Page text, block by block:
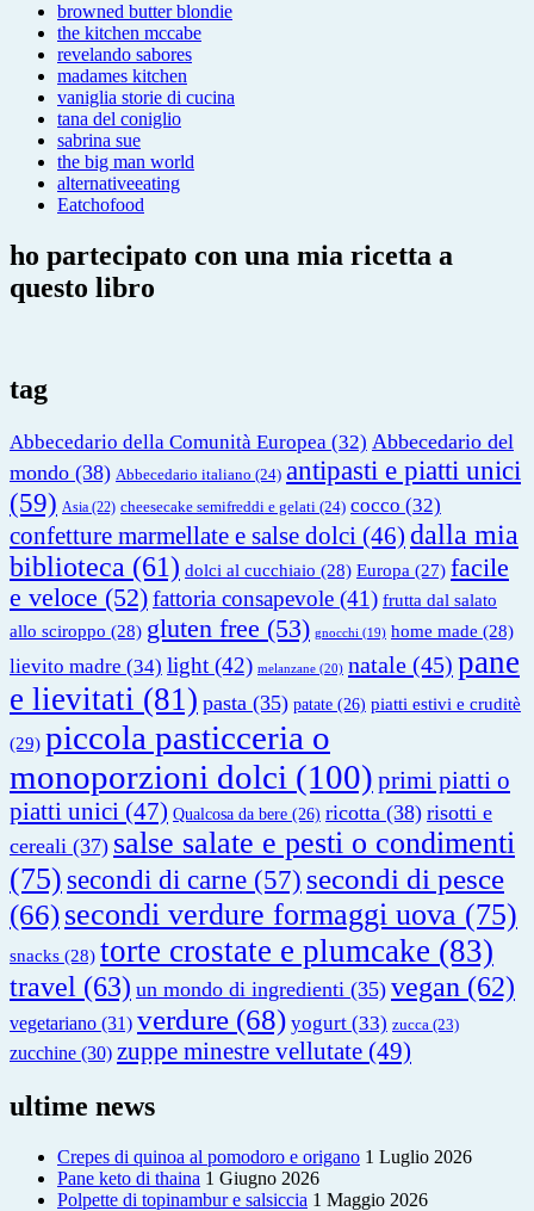
browned butter blondie
the kitchen mccabe
revelando sabores
madames kitchen
vaniglia storie di cucina
tana del coniglio
sabrina sue
the big man world
alternativeeating
Eatchofood
ho partecipato con una mia ricetta a
questo libro
tag
Abbecedario della Comunità Europea (32) Abbecedario del
mondo (38) Abbecedario italiano (24) antipasti e piatti unici
(59) Asia (22) cheesecake semifreddi e gelati (24) cocco (32)
confetture marmellate e salse dolci (46) dalla mia
biblioteca (61) dolci al cucchiaio (28) Europa (27) facile
e veloce (52)fattoria consapevole (41) frutta dal salato
allo sciroppo (28) gluten free (53) gnocchi (19) home made (28)
lievito madre (34) light (42) melanzane (20) natale (45) pane
e lievitati (81) pasta (35) patate (26) piatti estivi e cruditè
(29) piccola pasticceria o
monoporzioni dolci (100) primi piatti o
piatti unici (47) Qualcosa da bere (26) ricotta (38) risotti e
cereali (37) salse salate e pesti o condimenti
(75) secondi di carne (57) secondi di pesce
(66)secondi verdure formaggi uova (75)
snacks (28) torte crostate e plumcake (83)
travel (63) un mondo di ingredienti (35) vegan (62)
vegetariano (31) verdure (68) yogurt (33) zucca (23)
zucchine (30) zuppe minestre vellutate (49)
ultime news
Crepes di quinoa al pomodoro e origano 1 Luglio 2026
Pane keto di thaina 1 Giugno 2026
Polpette di topinambur e salsiccia 1 Maggio 2026